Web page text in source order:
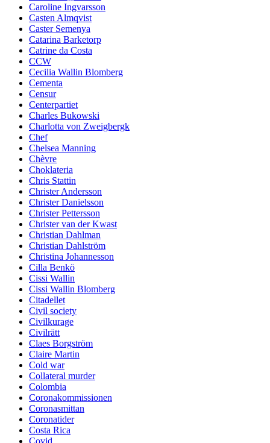
Caroline Ingvarsson
Casten Almqvist
Caster Semenya
Catarina Barketorp
Catrine da Costa
CCW
Cecilia Wallin Blomberg
Cementa
Censur
Centerpartiet
Charles Bukowski
Charlotta von Zweigbergk
Chef
Chelsea Manning
Chèvre
Choklateria
Chris Stattin
Christer Andersson
Christer Danielsson
Christer Pettersson
Christer van der Kwast
Christian Dahlman
Christian Dahlström
Christina Johannesson
Cilla Benkö
Cissi Wallin
Cissi Wallin Blomberg
Citadellet
Civil society
Civilkurage
Civilrätt
Claes Borgström
Claire Martin
Cold war
Collateral murder
Colombia
Coronakommissionen
Coronasmittan
Coronatider
Costa Rica
Covid